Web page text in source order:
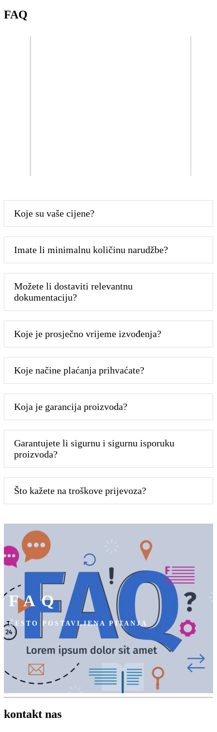
FAQ
Koje su vaše cijene?
Imate li minimalnu količinu narudžbe?
Možete li dostaviti relevantnu
dokumentaciju?
Koje je prosječno vrijeme izvođenja?
Koje načine plaćanja prihvaćate?
Koja je garancija proizvoda?
Garantujete li sigurnu i sigurnu isporuku
proizvoda?
Što kažete na troškove prijevoza?
FAQ
ČESTO POSTAVLJENA PITANJA
kontakt nas